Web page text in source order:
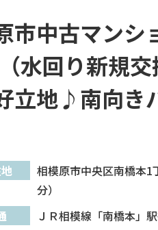
市中古マン
回り新規交
立地♪南向
相模原市中央区南橋本1
分）
ＪＲ相模線「南橋本」